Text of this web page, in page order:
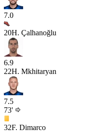
7.0
20H. Çalhanoğlu
6.9
22H. Mkhitaryan
7.5
73'
32F. Dimarco